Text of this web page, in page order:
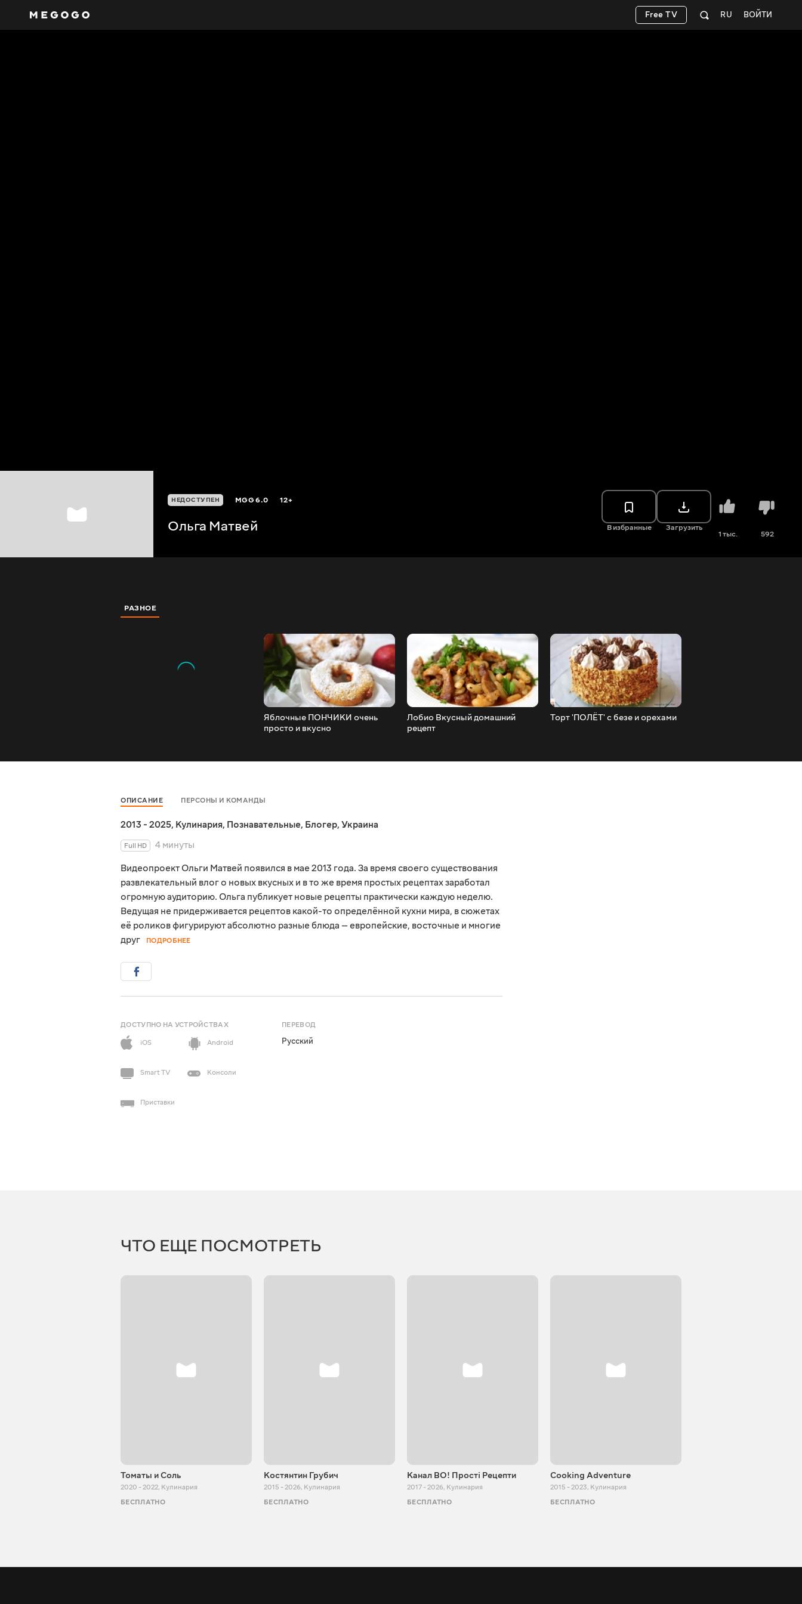
ВОЙТИ
RU
Free TV
НЕДОСТУПЕН MGG6.0 12+
Ольга Матвей В избранные Загрузить
1 тыс. 592
РАЗНОЕ
Яблочные ПОНЧИКИ очень
просто и вкусно
Лобио Вкусный домашний
рецепт
Торт 'ПОЛЁТ' с безе и орехами
ОПИСАНИЕ ПЕРСОНЫ И КОМАНДЫ
2013 - 2025, Кулинария, Познавательные, Блогер, Украина
Full HD
4 минуты
Видеопроект Ольги Матвей появился в мае 2013 года. За время своего существования
развлекательный влог о новых вкусных и в то же время простых рецептах заработал
огромную аудиторию. Ольга публикует новые рецепты практически каждую неделю.
Ведущая не придерживается рецептов какой-то определённой кухни мира, в сюжетах
её роликов фигурируют абсолютно разные блюда — европейские, восточные и многие
друг
ПОДРОБНЕЕ
ДОСТУПНО НА УСТРОЙСТВАХ
iOS
Android
Smart TV Консоли
Приставки
ПЕРЕВОД
Русский
ЧТО ЕЩЕ ПОСМОТРЕТЬ
Томаты и Соль
2020 - 2022, Кулинария
БЕСПЛАТНО
Костянтин Грубич
2015 - 2026, Кулинария
БЕСПЛАТНО
Канал ВО! Прості Рецепти
2017 - 2026, Кулинария
БЕСПЛАТНО
Cooking Adventure
2015 - 2023, Кулинария
БЕСПЛАТНО